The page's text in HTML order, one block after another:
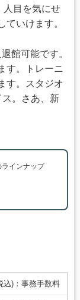
人目を気にせ
いけます。
館可能です。
す。トレーニ
す。スタジオ
。さあ、新
インナップ
込)：事務手数料